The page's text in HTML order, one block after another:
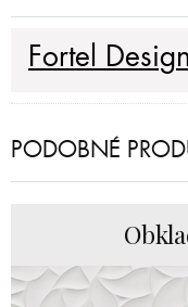
Fortel Design
PODOBNÉ